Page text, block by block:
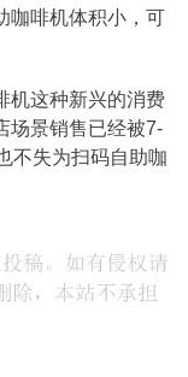
咖啡机体积小，可
机这种新兴的消费
场景销售已经被7-
不失为扫码自助咖